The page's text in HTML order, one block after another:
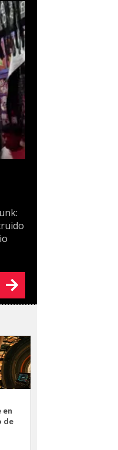
en
de